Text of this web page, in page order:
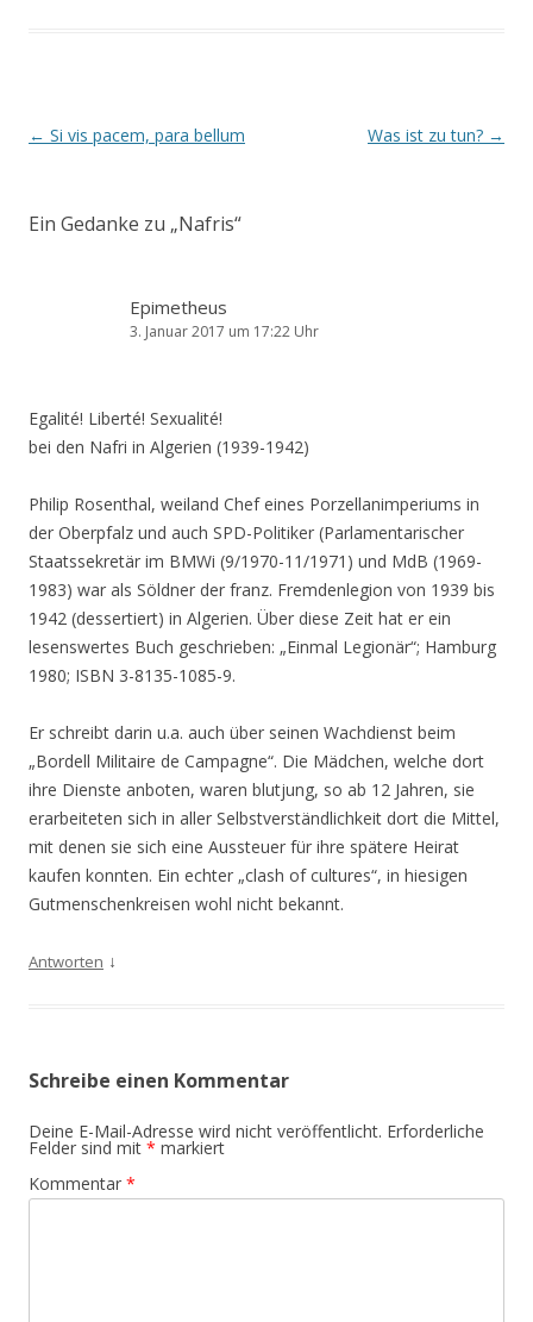
Beitrags-
← Si vis pacem, para bellum Was ist zu tun? →
Ein Gedanke zu „Nafris“
Epimetheus
3. Januar 2017 um 17:22 Uhr
Egalité! Liberté! Sexualité!
bei den Nafri in Algerien (1939-1942)
Philip Rosenthal, weiland Chef eines Porzellanimperiums in
der Oberpfalz und auch SPD-Politiker (Parlamentarischer
Staatssekretär im BMWi (9/1970-11/1971) und MdB (1969-
1983) war als Söldner der franz. Fremdenlegion von 1939 bis
1942 (dessertiert) in Algerien. Über diese Zeit hat er ein
lesenswertes Buch geschrieben: „Einmal Legionär“; Hamburg
1980; ISBN 3-8135-1085-9.
Er schreibt darin u.a. auch über seinen Wachdienst beim
„Bordell Militaire de Campagne“. Die Mädchen, welche dort
ihre Dienste anboten, waren blutjung, so ab 12 Jahren, sie
erarbeiteten sich in aller Selbstverständlichkeit dort die Mittel,
mit denen sie sich eine Aussteuer für ihre spätere Heirat
kaufen konnten. Ein echter „clash of cultures“, in hiesigen
Gutmenschenkreisen wohl nicht bekannt.
Antworten ↓
Schreibe einen Kommentar
Deine E-Mail-Adresse wird nicht veröffentlicht. Erforderliche
Felder sind mit * markiert
Kommentar *